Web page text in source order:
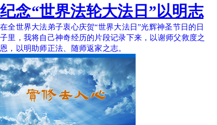
纪念“世界法轮大法日”以明志
在全世界大法弟子衷心庆贺“世界大法日”光辉神圣节日的日
子里，我将自己神奇经历的片段记录下来，以谢师父救度之
恩，以明助师正法、随师返家之志。